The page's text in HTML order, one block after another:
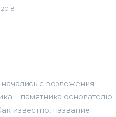
с возложения
– памятника основателю
известно, название